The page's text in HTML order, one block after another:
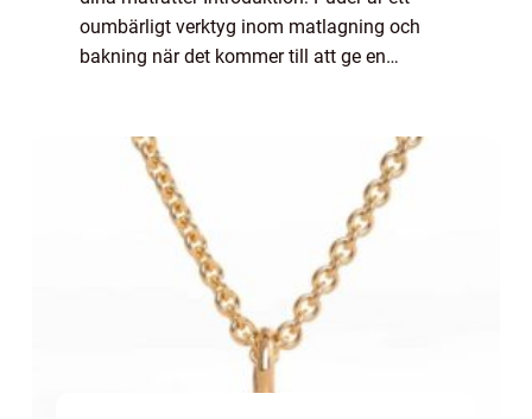
oumbärligt verktyg inom matlagning och
bakning när det kommer till att ge en